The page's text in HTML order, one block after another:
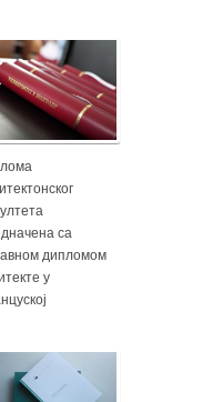
са
дипломом
у